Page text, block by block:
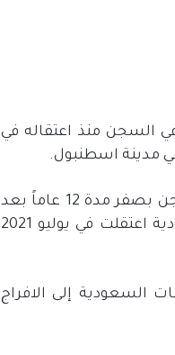
السجن منذ اعتقاله في
مدينة اسطنبول.
بصفر مدة 12 عاماً بعد
اعتقلت في يوليو 2021
السعودية إلى الافراج